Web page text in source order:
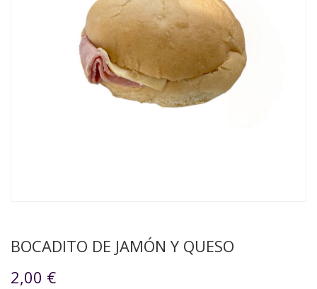
BOCADITO DE JAMÓN Y QUESO
2,00 €